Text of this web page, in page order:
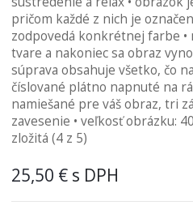
pričom každé z nich je
zodpovedá konkrétnej farbe
tvare a nakoniec sa obraz
súprava obsahuje všetko, čo
číslované plátno napnuté na
namiešané pre váš obraz, tri
zavesenie • veľkosť obrázku:
zložitá (4 z 5)
25,50 €